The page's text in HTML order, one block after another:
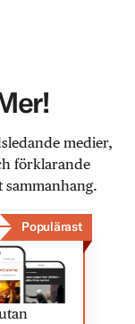
medier,
förklarande
Populärast